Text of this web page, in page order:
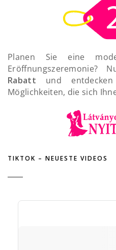
Planen Sie eine
Eröffnungszeremonie?
Rabatt und
Möglichkeiten, die sich
TIKTOK – NEUESTE VIDEOS